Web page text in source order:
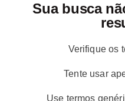
Sua busca
Verifique os
Tente usar
Use termos